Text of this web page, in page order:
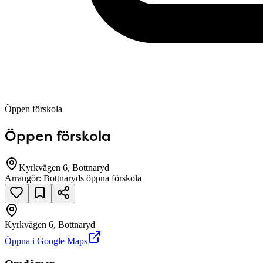
Öppen förskola
Öppen förskola
Kyrkvägen 6, Bottnaryd
Arrangör: Bottnaryds öppna förskola
Kyrkvägen 6, Bottnaryd
Öppna i Google Maps